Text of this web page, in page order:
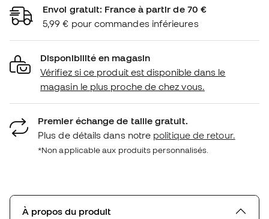
Envoi gratuit: France à partir de 70 €
5,99 € pour commandes inférieures
Disponibilité en magasin
Vérifiez si ce produit est disponible dans le
magasin le plus proche de chez vous.
Premier échange de taille gratuit.
Plus de détails dans notre politique de retour.
*Non applicable aux produits personnalisés.
À propos du produit